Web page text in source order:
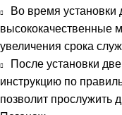
Во время установки
высококачественные
увеличения срока
После установки
инструкцию по
позволит прослужить